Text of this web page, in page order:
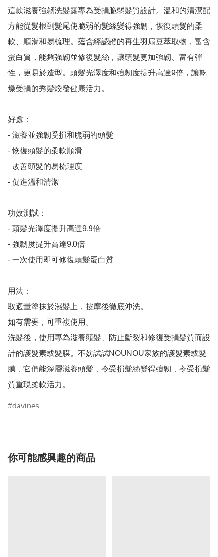
這款滋養強韌洗髮露專為受損脆弱髮質設計。溫和的清潔配
方能從髮根到髮尾使脆弱的髮絲變得強韌，恢復頭髮的柔
軟、順滑和易梳理。蘊含經認證的再生羽扇豆萃取物，富含
蛋白質，能夠強韌並修復髮絲，讓頭髮更加強韌、富有彈
性，更易於造型。頭髮光澤度和強韌度提升高達9倍，讓乾
燥受損的秀髮煥發健康活力。
好處：
- 滋養並強韌受損和脆弱的頭髮
- 恢復頭髮的柔軟順滑
- 改善頭髮的易梳理度
- 促進溫和清潔
功效測試：
- 頭髮光澤度提升高達9.9倍
- 強韌度提升高達9.0倍
- 一次使用即可修復頭髮蛋白質
用法：
取適量塗抹於濕髮上，按摩後徹底沖洗。
如有需要，可重複使用。
洗髮後，使用專為滋養頭髮、防止斷裂和修復受損髮質而設
計的護髮素或髮膜。不妨試試NOUNOU家族的護髮素或髮
膜，它們能深層滋養頭髮，令受損髮絲變得強韌，令受損髮
davines
你可能感興趣的商品